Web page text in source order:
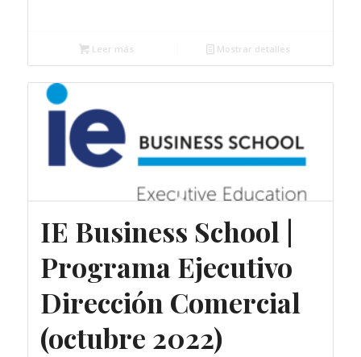
Leer más Mostrar detalles
IE Business School |
Programa Ejecutivo
Dirección Comercial
(octubre 2022)